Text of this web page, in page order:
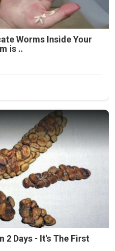
Worms Inside Your
is ..
2 Days - It's The First